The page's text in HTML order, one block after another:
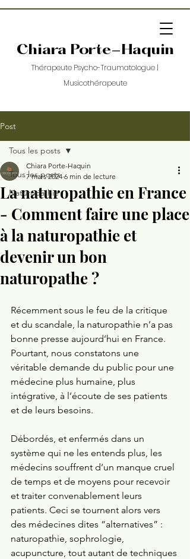
Chiara Porte-Haquin
Thérapeute Psycho-Traumatologue |
Musicothérapeute
Post
Tous les posts
Naturopathie
Tous les posts
La naturopathie en France
- Comment faire une place
à la naturopathie et
devenir un bon
naturopathe ?
Chiara Porte-Haquin
7 mars 2024 6 min de lecture
Récemment sous le feu de la critique
et du scandale, la naturopathie n’a pas
bonne presse aujourd’hui en France.
Pourtant, nous constatons une
véritable demande du public pour une
médecine plus humaine, plus
intégrative, à l’écoute de ses patients
et de leurs besoins.
Débordés, et enfermés dans un
système qui ne les entends plus, les
médecins souffrent d’un manque cruel
de temps et de moyens pour recevoir
et traiter convenablement leurs
patients. Ceci se tournent alors vers
des médecines dites “alternatives” :
naturopathie, sophrologie,
acupuncture, tout autant de techniques